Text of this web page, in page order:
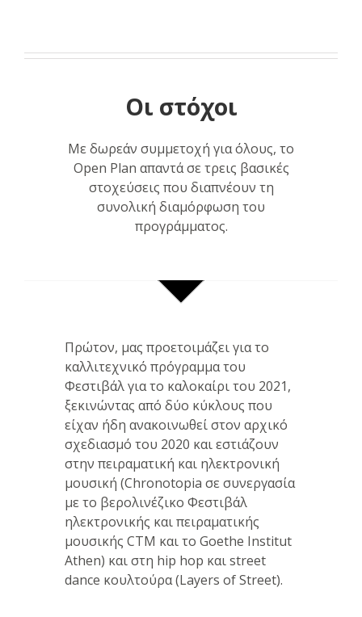
Οι στόχοι
Με δωρεάν συμμετοχή για όλους, το
Open Plan απαντά σε τρεις βασικές
στοχεύσεις που διαπνέουν τη
συνολική διαμόρφωση του
προγράμματος.
Πρώτον, μας προετοιμάζει για το
καλλιτεχνικό πρόγραμμα του
Φεστιβάλ για το καλοκαίρι του 2021,
ξεκινώντας από δύο κύκλους που
είχαν ήδη ανακοινωθεί στον αρχικό
σχεδιασμό του 2020 και εστιάζουν
στην πειραματική και ηλεκτρονική
μουσική (Chronotopia σε συνεργασία
με το βερολινέζικο Φεστιβάλ
ηλεκτρονικής και πειραματικής
μουσικής CTM και το Goethe Institut
Athen) και στη hip hop και street
dance κουλτούρα (Layers of Street).